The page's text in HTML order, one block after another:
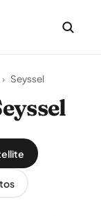
› Seyssel